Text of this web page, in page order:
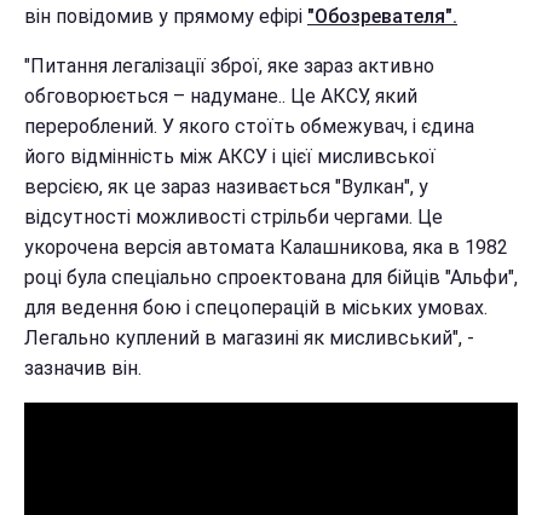
він повідомив у прямому ефірі "Обозревателя".
"Питання легалізації зброї, яке зараз активно
обговорюється – надумане.. Це АКСУ, який
перероблений. У якого стоїть обмежувач, і єдина
його відмінність між АКСУ і цієї мисливської
версією, як це зараз називається "Вулкан", у
відсутності можливості стрільби чергами. Це
укорочена версія автомата Калашникова, яка в 1982
році була спеціально спроектована для бійців "Альфи",
для ведення бою і спецоперацій в міських умовах.
Легально куплений в магазині як мисливський", -
зазначив він.